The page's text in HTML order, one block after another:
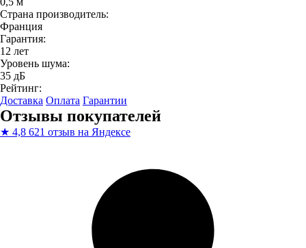
Страна производитель:
Франция
Гарантия:
12 лет
Уровень шума:
35 дБ
Рейтинг:
Доставка Оплата Гарантии
Отзывы покупателей
★ 4,8 621 отзыв на Яндексе